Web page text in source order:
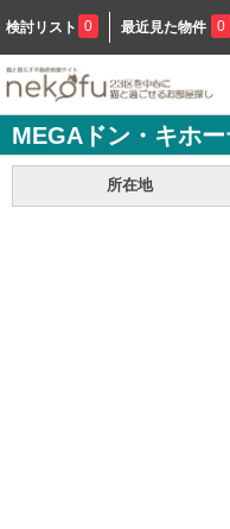
検討リスト 0 最近見た物件 0
MEGAドン・キホ
所在地